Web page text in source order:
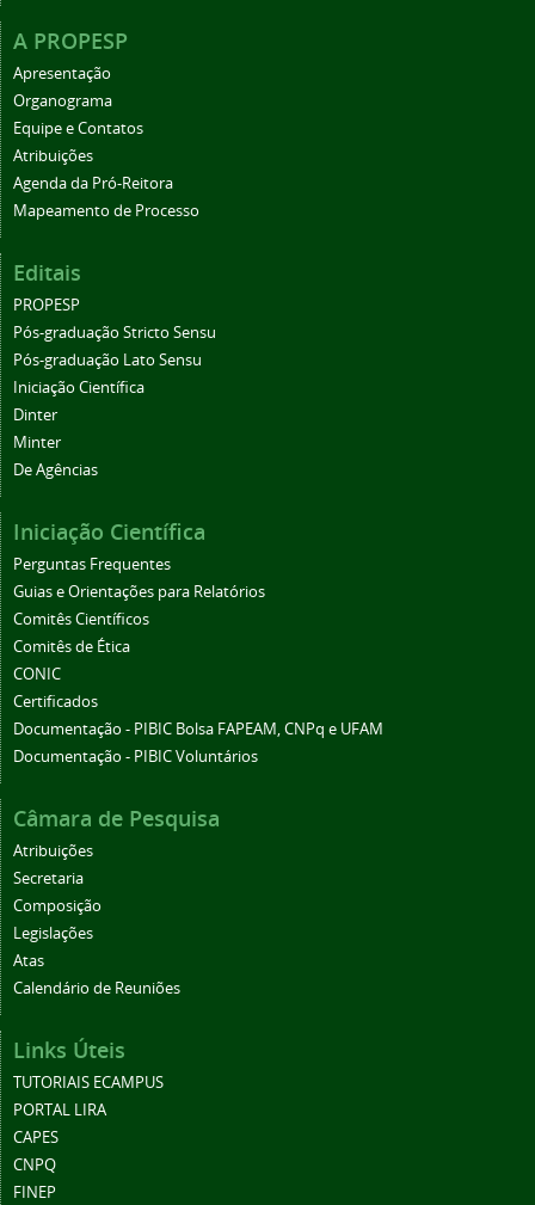
A PROPESP
Apresentação
Organograma
Equipe e Contatos
Atribuições
Agenda da Pró-Reitora
Mapeamento de Processo
Editais
PROPESP
Pós-graduação Stricto Sensu
Pós-graduação Lato Sensu
Iniciação Científica
Dinter
Minter
De Agências
Iniciação Científica
Perguntas Frequentes
Guias e Orientações para Relatórios
Comitês Científicos
Comitês de Ética
CONIC
Certificados
Documentação - PIBIC Bolsa FAPEAM, CNPq e UFAM
Documentação - PIBIC Voluntários
Câmara de Pesquisa
Atribuições
Secretaria
Composição
Legislações
Atas
Calendário de Reuniões
Links Úteis
TUTORIAIS ECAMPUS
PORTAL LIRA
CAPES
CNPQ
FINEP